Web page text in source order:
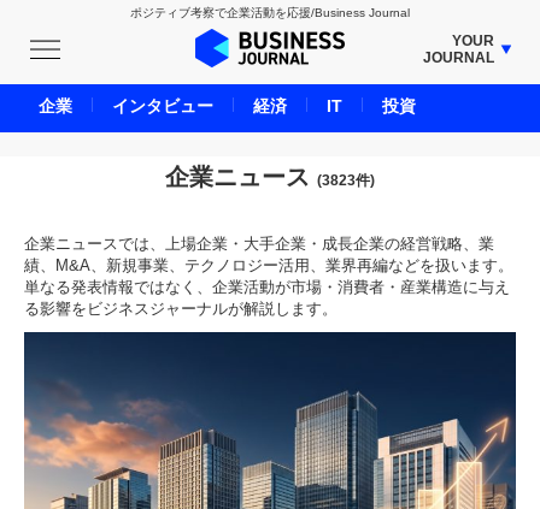
ポジティブ考察で企業活動を応援/Business Journal
YOUR
JOURNAL
BUSINESS JOURNAL
UNICORN JOURNAL
CARBON CREDITS JOURNAL
ENERGY MANAGEMENT JOURNAL
INBOUND JOURNAL
LIFE ENDING JOURNAL
REAL ESTATE BROKERAGE JOURNAL
SMART MARKETING JOURNAL
BPaaS JOURNAL
ADOPTABLE DOG JOURNAL
企業ニュース (3823件)
企業ニュースでは、上場企業・大手企業・成長企業の経営戦略、業
績、M&A、新規事業、テクノロジー活用、業界再編などを扱います。
単なる発表情報ではなく、企業活動が市場・消費者・産業構造に与え
る影響をビジネスジャーナルが解説します。
企業 インタビュー 経済 IT 投資